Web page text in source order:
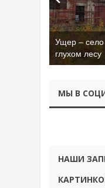
Ущер – село
глухом лесу
Бывшая
Батора во
МЫ В
НАШИ